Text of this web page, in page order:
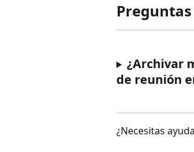
¿Archivar
de reunión
¿Necesitas